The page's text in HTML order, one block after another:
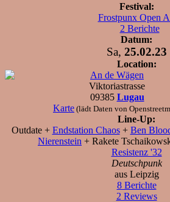
Festival:
Frostpunx Open
2 Berichte
Datum:
Sa, 25.02.23
Location:
An de Wägen
Viktoriastrasse
09385 Lugau
Karte (lädt Daten von
Line-Up:
Outdate + Endstation Chaos+ Ben
Nierenstein + Rakete
Resistenz '32
Deutschpunk
aus Leipzig
8 Berichte
2 Reviews